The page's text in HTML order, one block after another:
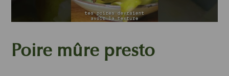
Poire mûre presto